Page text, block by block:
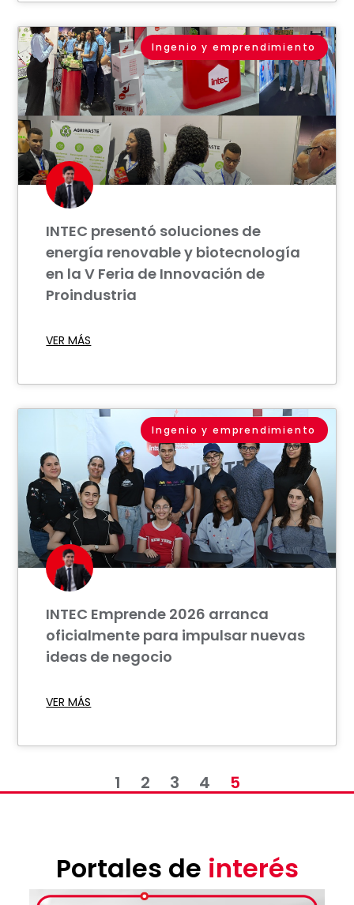
Ingenio y emprendimiento
INTEC presentó soluciones de
energía renovable y biotecnología
en la V Feria de Innovación de
Proindustria
VER MÁS
Ingenio y emprendimiento
INTEC Emprende 2026 arranca
oficialmente para impulsar nuevas
ideas de negocio
VER MÁS
1 2 3 4 5
Portales de interés